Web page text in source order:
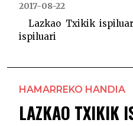
2017-08-22
Lazkao Txikik
ispiluari
HAMARREKO HANDIA
LAZKAO TXIKIK